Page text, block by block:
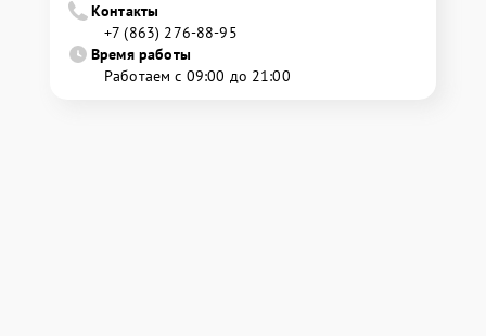
Контакты
+7 (863) 276-88-95
Время работы
Работаем с 09:00 до 21:00